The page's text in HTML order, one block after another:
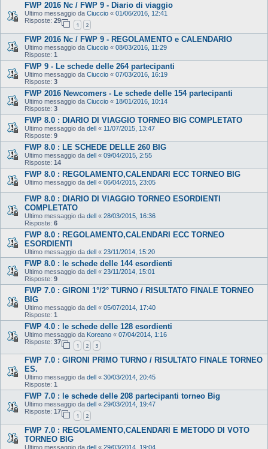
FWP 2016 Nc / FWP 9 - Diario di viaggio
Ultimo messaggio da Ciuccio « 01/06/2016, 12:41
Risposte: 29
1 2
FWP 2016 Nc / FWP 9 - REGOLAMENTO e CALENDARIO
Ultimo messaggio da Ciuccio « 08/03/2016, 11:29
Risposte: 1
FWP 9 - Le schede delle 264 partecipanti
Ultimo messaggio da Ciuccio « 07/03/2016, 16:19
Risposte: 3
FWP 2016 Newcomers - Le schede delle 154 partecipanti
Ultimo messaggio da Ciuccio « 18/01/2016, 10:14
Risposte: 3
FWP 8.0 : DIARIO DI VIAGGIO TORNEO BIG COMPLETATO
Ultimo messaggio da dell « 11/07/2015, 13:47
Risposte: 9
FWP 8.0 : LE SCHEDE DELLE 260 BIG
Ultimo messaggio da dell « 09/04/2015, 2:55
Risposte: 14
FWP 8.0 : REGOLAMENTO,CALENDARI ECC TORNEO BIG
Ultimo messaggio da dell « 06/04/2015, 23:05
FWP 8.0 : DIARIO DI VIAGGIO TORNEO ESORDIENTI
COMPLETATO
Ultimo messaggio da dell « 28/03/2015, 16:36
Risposte: 6
FWP 8.0 : REGOLAMENTO,CALENDARI ECC TORNEO
ESORDIENTI
Ultimo messaggio da dell « 23/11/2014, 15:20
FWP 8.0 : le schede delle 144 esordienti
Ultimo messaggio da dell « 23/11/2014, 15:01
Risposte: 9
FWP 7.0 : GIRONI 1°/2° TURNO / RISULTATO FINALE TORNEO
BIG
Ultimo messaggio da dell « 05/07/2014, 17:40
Risposte: 1
FWP 4.0 : le schede delle 128 esordienti
Ultimo messaggio da Koreano « 07/04/2014, 1:16
Risposte: 37
1 2 3
FWP 7.0 : GIRONI PRIMO TURNO / RISULTATO FINALE TORNEO
ES.
Ultimo messaggio da dell « 30/03/2014, 20:45
Risposte: 1
FWP 7.0 : le schede delle 208 partecipanti torneo Big
Ultimo messaggio da dell « 29/03/2014, 19:47
Risposte: 17
1 2
FWP 7.0 : REGOLAMENTO,CALENDARI E METODO DI VOTO
TORNEO BIG
Ultimo messaggio da dell « 29/03/2014, 19:04